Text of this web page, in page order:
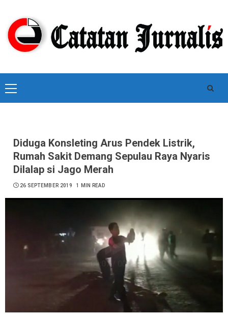
content
Primary
Menu
Diduga Konsleting Arus Pendek Listrik,
Rumah Sakit Demang Sepulau Raya Nyaris
Dilalap si Jago Merah
26 SEPTEMBER 2019 1 MIN READ